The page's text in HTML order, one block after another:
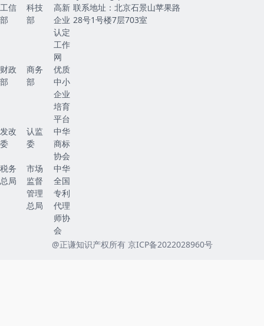
工信
部
科技
部
高新
企业
认定
工作
网
财政
部
商务
部
优质
中小
企业
培育
平台
发改
委
认监
委
中华
商标
协会
税务
总局
市场
监督
管理
总局
中华
全国
专利
代理
师协
会
联系地址：北京石景山苹果路
28号1号楼7层703室
@正谦知识产权所有 京ICP备2022028960号